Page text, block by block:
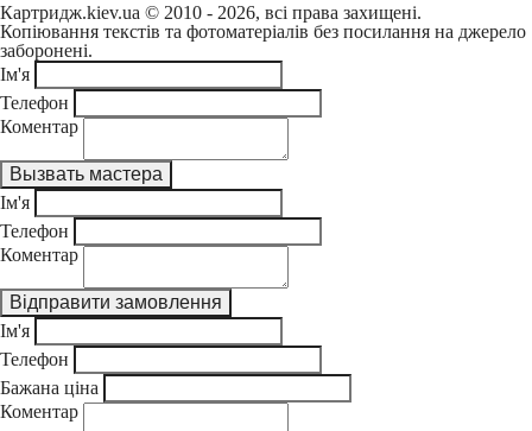
Картридж.kiev.ua © 2010 - 2026, всі права захищені.
Копіювання текстів та фотоматеріалів без посилання на джерело
заборонені.
Ім'я
Телефон
Коментар
Ім'я
Телефон
Коментар
Ім'я
Телефон
Бажана ціна
Коментар